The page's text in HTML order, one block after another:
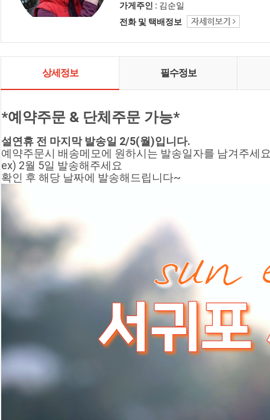
가게주인 : 김순일
전화 및 택배정보
상세정보 필수정보
*예약주문 & 단체주문 가능*
설연휴 전 마지막 발송일 2/5(월)입니다.
예약주문시 배송메모에 원하시는 발송일자를 남겨주세
ex) 2월 5일 발송해주세요
확인 후 해당 날짜에 발송해드립니다~